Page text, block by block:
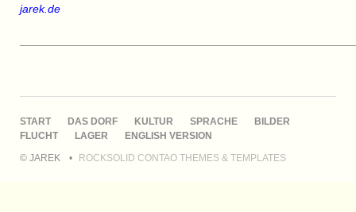
jarek.de
NAVIGATION
ÜBERSPRINGEN
START DAS DORF KULTUR SPRACHE
BILDER
FLUCHT
LAGER
ENGLISH VERSION
© JAREK
ROCKSOLID CONTAO THEMES & TEMPLATES